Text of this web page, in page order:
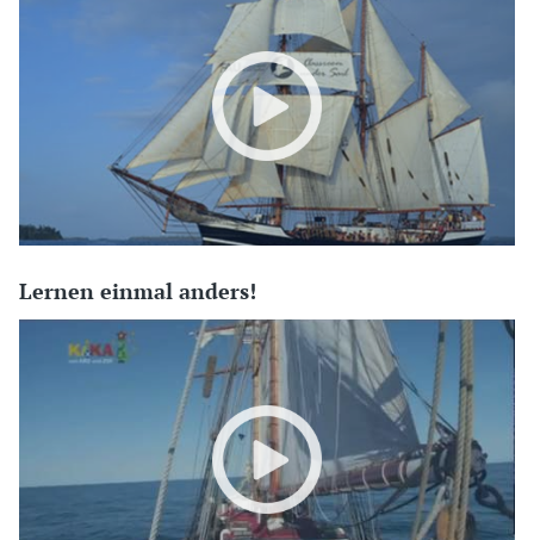
Lernen einmal anders!